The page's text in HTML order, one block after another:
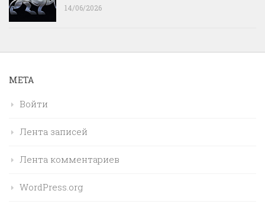
14/06/2026
МЕТА
Войти
Лента записей
Лента комментариев
WordPress.org